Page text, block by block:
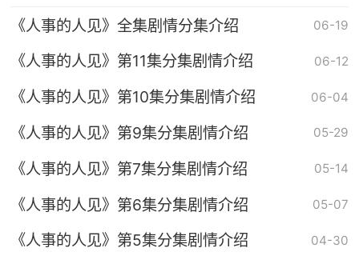
《人事的人见》全集剧情分集介绍 06-19
《人事的人见》第11集分集剧情介绍 06-12
《人事的人见》第10集分集剧情介绍 06-04
《人事的人见》第9集分集剧情介绍 05-29
《人事的人见》第7集分集剧情介绍 05-14
《人事的人见》第6集分集剧情介绍 05-07
《人事的人见》第5集分集剧情介绍 04-30